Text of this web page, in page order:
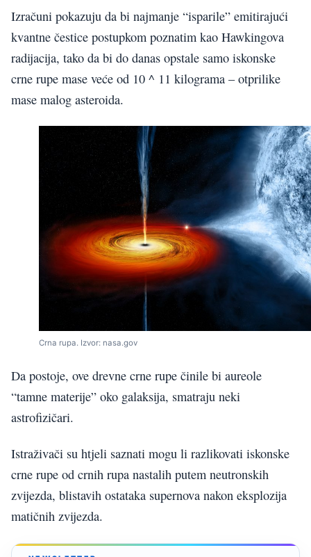
Izračuni pokazuju da bi najmanje “isparile” emitirajući
kvantne čestice postupkom poznatim kao Hawkingova
radijacija, tako da bi do danas opstale samo iskonske
crne rupe mase veće od 10 ^ 11 kilograma – otprilike
mase malog asteroida.
Crna rupa. Izvor: nasa.gov
Da postoje, ove drevne crne rupe činile bi aureole
“tamne materije” oko galaksija, smatraju neki
astrofizičari.
Istraživači su htjeli saznati mogu li razlikovati iskonske
crne rupe od crnih rupa nastalih putem neutronskih
zvijezda, blistavih ostataka supernova nakon eksplozija
matičnih zvijezda.